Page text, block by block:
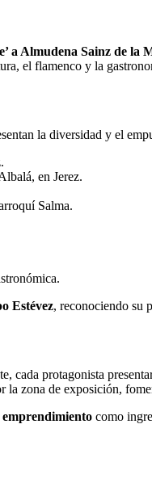
a Almudena Sainz de la
el flamenco y la
la diversidad y el
en Jerez.
Salma.
Estévez, reconociendo su
cada protagonista
zona de exposición,
como